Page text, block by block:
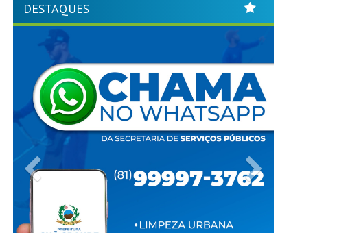
DESTAQUES
Previous